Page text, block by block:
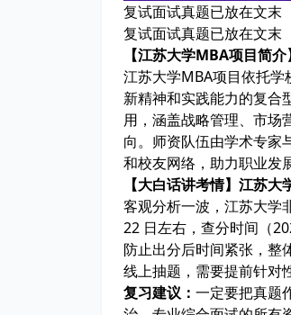
复试面试真题已放在文末
复试面试真题已放在文末
【江苏大学MBA项目简介】
江苏大学MBA项目依托
新精神和实践能力的复合
用，涵盖战略管理、市场
向。师资队伍由学术专家
和校友网络，助力职业发
【大白话讲考情】江苏
客观分析一波，江苏大学
22 日左右，查分时间（
防止出分后时间紧张，整
线上抽题，需要提前针对
复习建议： 一定要把真题